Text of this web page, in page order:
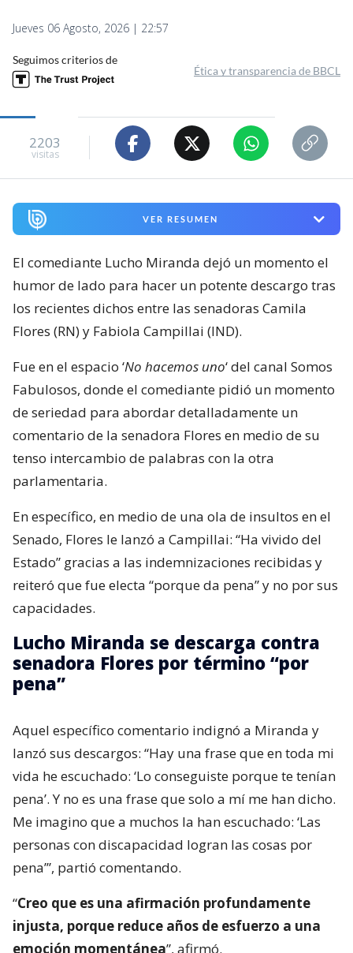
Jueves 06 Agosto, 2026 | 22:57
Seguimos criterios de
Ética y transparencia de BBCL
2203
visitas
VER RESUMEN
El comediante Lucho Miranda dejó un momento el
humor de lado para hacer un potente descargo tras
los recientes dichos entre las senadoras Camila
Flores (RN) y Fabiola Campillai (IND).
Fue en el espacio ‘No hacemos uno‘ del canal Somos
Fabulosos, donde el comediante pidió un momento
de seriedad para abordar detalladamente un
comentario de la senadora Flores en medio de su
tenso intercambio de palabras con la otra
parlamentaria.
En específico, en medio de una ola de insultos en el
Senado, Flores le lanzó a Campillai: “Ha vivido del
Estado” gracias a las indemnizaciones recibidas y
reiteró que fue electa “porque da pena” y no por sus
capacidades.
Lucho Miranda se descarga contra
senadora Flores por término “por
pena”
Aquel específico comentario indignó a Miranda y
lanzó sus descargos: “Hay una frase que en toda mi
vida he escuchado: ‘Lo conseguiste porque te tenían
pena’. Y no es una frase que solo a mí me han dicho.
Me imagino que a muchos la han escuchado: ‘Las
personas con discapacidad logran las cosas por
pena’”, partió comentando.
“Creo que es una afirmación profundamente
injusta, porque reduce años de esfuerzo a una
emoción momentánea”, afirmó.